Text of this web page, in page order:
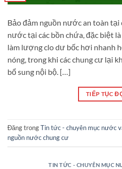
Bảo đảm nguồn nước an toàn
nước tại các bồn chứa, đặc biệt
làm lượng clo dư bốc hơi nhanh
nóng, trong khi các chung cư lại
bổ sung nội bộ. […]
TIẾP TỤC
Đăng trongTin tức - chuyên mục nước
nguồn nước chung cư
TIN TỨC - CHUYÊN MỤC